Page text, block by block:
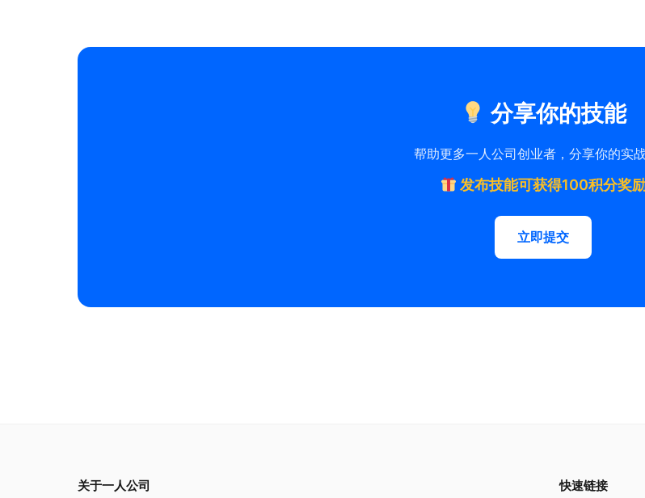
分享你的技能
帮助更多一人公司创业者，分享你的实
发布技能可获得100积分奖
立即提交
关于一人公司 快速链接